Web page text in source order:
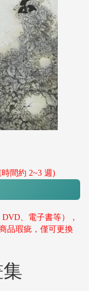
間約 2~3 週)
、電子書等），
品瑕疵，僅可更換